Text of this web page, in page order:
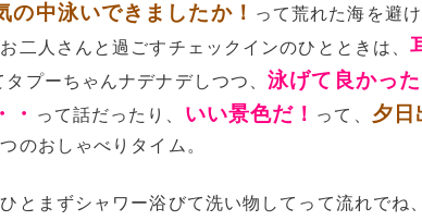
の中泳いできましたか！ って荒れた海を避
お二人さんと過ごすチェックインのひとときは、
タプーちゃんナデナデしつつ、泳げて良かっ
・
って話だったり、 いい景色だ！ って、 夕日
のおしゃべりタイム。
とまずシャワー浴びて洗い物してって流れでね